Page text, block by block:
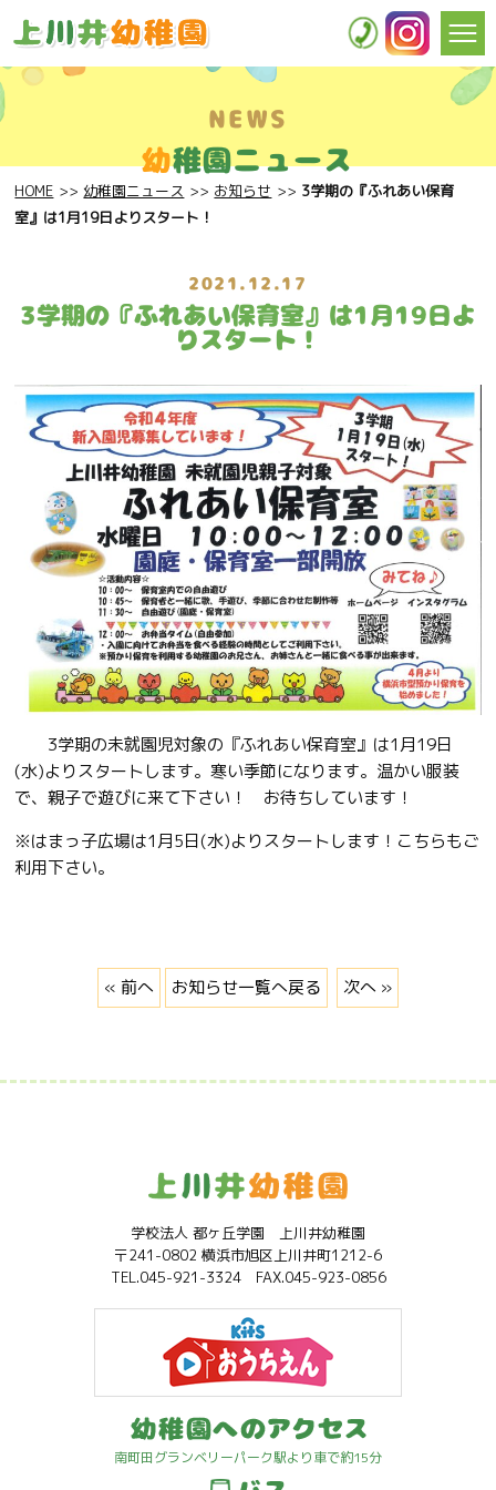
NEWS
幼稚園ニュース
HOME 幼稚園ニュース お知らせ
3学期の『ふれあい保育
室』は1月19日よりスタート！
2021.12.17
3学期の『ふれあい保育室』は1月19日よ
りスタート！
3学期の未就園児対象の『ふれあい保育室』は1月19日
(水)よりスタートします。寒い季節になります。温かい服装
で、親子で遊びに来て下さい！ お待ちしています！
※はまっ子広場は1月5日(水)よりスタートします！こちらもご
利用下さい。
« 前へ お知らせ一覧へ戻る 次へ »
学校法人 都ヶ丘学園 上川井幼稚園
〒241-0802 横浜市旭区上川井町1212-6
TEL.045-921-3324 FAX.045-923-0856
南町田グランベリーパーク駅より車で約15分